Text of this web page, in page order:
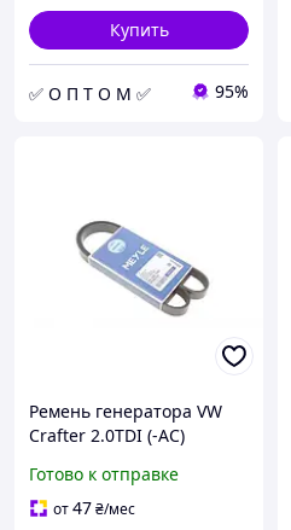
Купить
✅ О П Т О М ✅ 95%
Ремень генератора VW
Crafter 2.0TDI (-AC)
Meyle
Готово к отправке
от47₴/мес